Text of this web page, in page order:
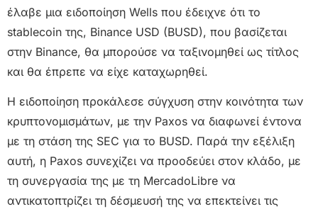
έλαβε μια ειδοποίηση Wells που έδειχνε ότι το
stablecoin της, Binance USD (BUSD), που βασίζεται
στην Binance, θα μπορούσε να ταξινομηθεί ως τίτλος
και θα έπρεπε να είχε καταχωρηθεί.
Η ειδοποίηση προκάλεσε σύγχυση στην κοινότητα των
κρυπτονομισμάτων, με την Paxos να διαφωνεί έντονα
με τη στάση της SEC για το BUSD. Παρά την εξέλιξη
αυτή, η Paxos συνεχίζει να προοδεύει στον κλάδο, με
τη συνεργασία της με τη MercadoLibre να
αντικατοπτρίζει τη δέσμευσή της να επεκτείνει τις